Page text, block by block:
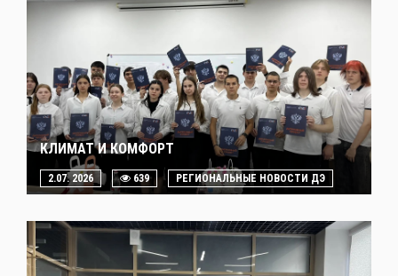
КЛИМАТ И КОМФОРТ
2.07. 2026 639 РЕГИОНАЛЬНЫЕ НОВОСТИ ДЭ